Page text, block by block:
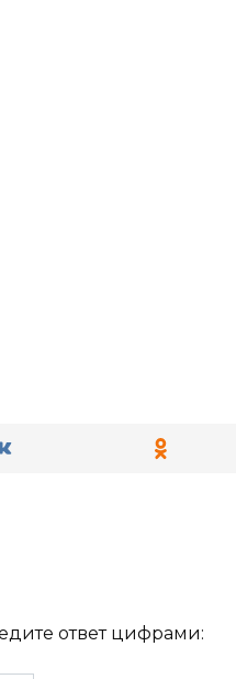
ответ цифрами: